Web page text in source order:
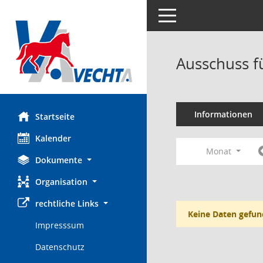
Startseite
Kalender
Dokumente
Organisation
rechtliche Links
Impresssum
Datenschutz
Toggle navigation
Ausschuss
Informationen
Monat
Keine Daten